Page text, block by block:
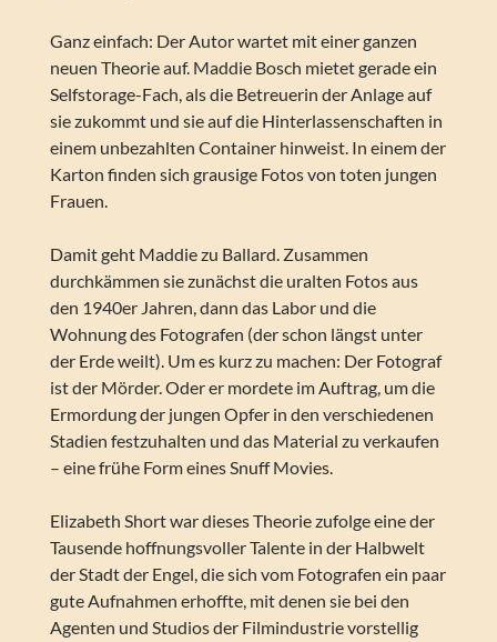
Ganz einfach: Der Autor wartet mit einer ganzen
neuen Theorie auf. Maddie Bosch mietet gerade ein
Selfstorage-Fach, als die Betreuerin der Anlage auf
sie zukommt und sie auf die Hinterlassenschaften in
einem unbezahlten Container hinweist. In einem der
Karton finden sich grausige Fotos von toten jungen
Frauen.
Damit geht Maddie zu Ballard. Zusammen
durchkämmen sie zunächst die uralten Fotos aus
den 1940er Jahren, dann das Labor und die
Wohnung des Fotografen (der schon längst unter
der Erde weilt). Um es kurz zu machen: Der Fotograf
ist der Mörder. Oder er mordete im Auftrag, um die
Ermordung der jungen Opfer in den verschiedenen
Stadien festzuhalten und das Material zu verkaufen
– eine frühe Form eines Snuff Movies.
Elizabeth Short war dieses Theorie zufolge eine der
Tausende hoffnungsvoller Talente in der Halbwelt
der Stadt der Engel, die sich vom Fotografen ein paar
gute Aufnahmen erhoffte, mit denen sie bei den
Agenten und Studios der Filmindustrie vorstellig